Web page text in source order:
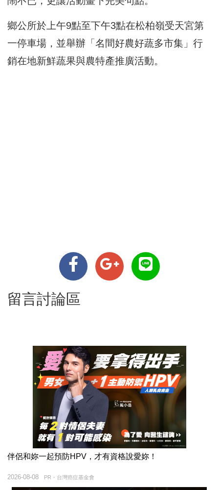
鄉公所於上午9點至下午3點在松柏嶺受天宮第
一停車場，並舉辦「名間好農好蔬多市集」行
銷在地新鮮蔬果與農特產推廣活動。
留言討論區
伴侶和妳一起預防HPV，才有資格說愛妳！
PR・台灣癌症基金會
2026-08-08